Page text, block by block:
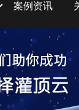
案例资讯